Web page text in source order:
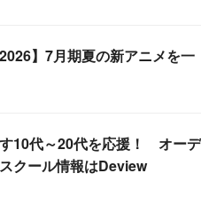
2026】7月期夏の新アニメを一
10代～20代を応援！ オーデ
クール情報はDeview